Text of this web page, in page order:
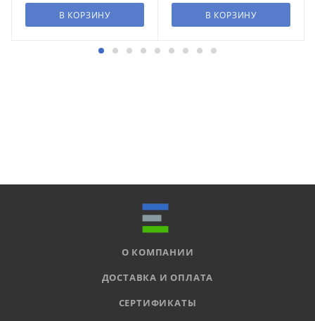
В КОРЗИНУ В КОРЗИНУ
О КОМПАНИИ
ДОСТАВКА И ОПЛАТА
СЕРТИФИКАТЫ